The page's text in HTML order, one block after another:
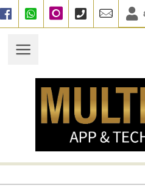
FacebookWhatsAppInstagram